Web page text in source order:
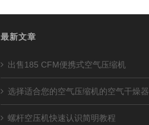
最新文章
出售185 CFM便携式空气压缩机
选择适合您的空气压缩机的空气干燥器
螺杆空压机快速认识简明教程